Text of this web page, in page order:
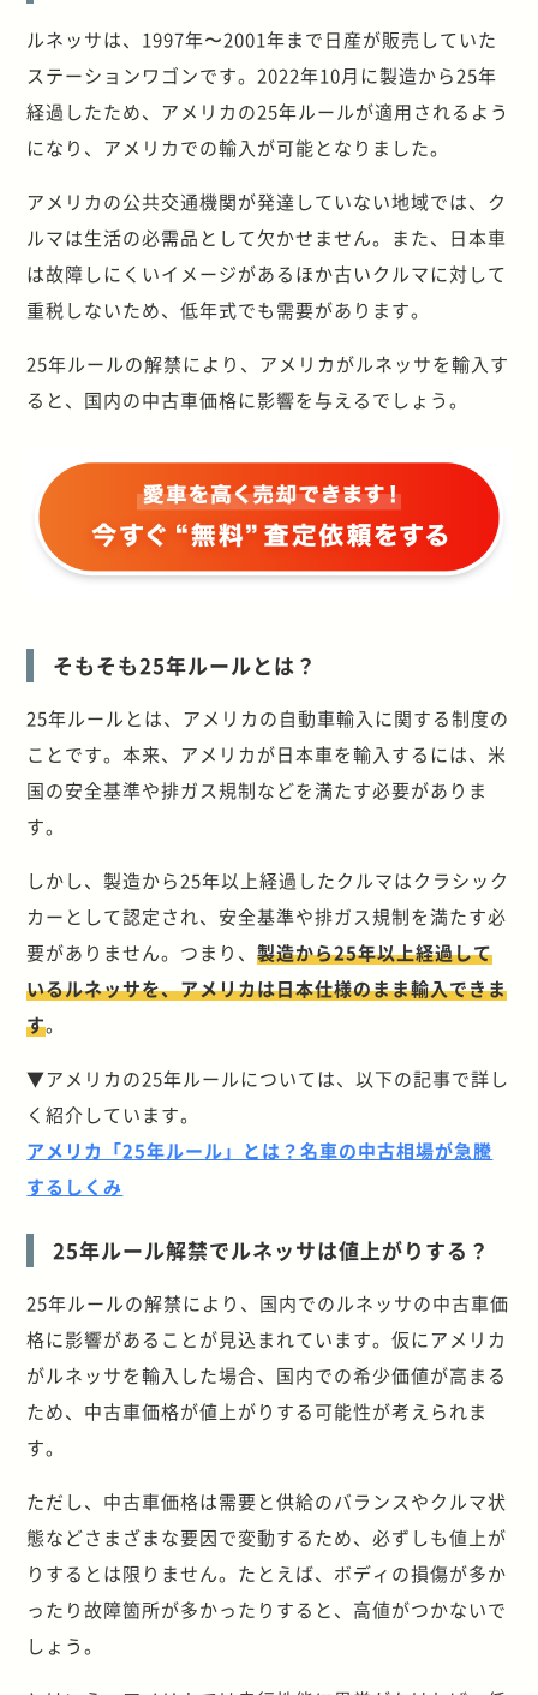
ルネッサは、1997年〜2001年まで日産が販売していた
ステーションワゴンです。2022年10月に製造から25年
経過したため、アメリカの25年ルールが適用されるよう
になり、アメリカでの輸入が可能となりました。
アメリカの公共交通機関が発達していない地域では、ク
ルマは生活の必需品として欠かせません。また、日本車
は故障しにくいイメージがあるほか古いクルマに対して
重税しないため、低年式でも需要があります。
25年ルールの解禁により、アメリカがルネッサを輸入す
ると、国内の中古車価格に影響を与えるでしょう。
そもそも25年ルールとは？
25年ルールとは、アメリカの自動車輸入に関する制度の
ことです。本来、アメリカが日本車を輸入するには、米
国の安全基準や排ガス規制などを満たす必要がありま
す。
しかし、製造から25年以上経過したクルマはクラシック
カーとして認定され、安全基準や排ガス規制を満たす必
要がありません。つまり、製造から25年以上経過して
いるルネッサを、アメリカは日本仕様のまま輸入できま
す。
▼アメリカの25年ルールについては、以下の記事で詳し
く紹介しています。
アメリカ「25年ルール」とは？名車の中古相場が急騰
するしくみ
25年ルール解禁でルネッサは値上がりする？
25年ルールの解禁により、国内でのルネッサの中古車価
格に影響があることが見込まれています。仮にアメリカ
がルネッサを輸入した場合、国内での希少価値が高まる
ため、中古車価格が値上がりする可能性が考えられま
す。
ただし、中古車価格は需要と供給のバランスやクルマ状
態などさまざまな要因で変動するため、必ずしも値上が
りするとは限りません。たとえば、ボディの損傷が多か
ったり故障箇所が多かったりすると、高値がつかないで
しょう。